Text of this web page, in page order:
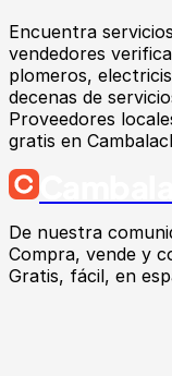
Encuentra servicios
vendedores
plomeros,
decenas de
Proveedores
gratis en
De nuestra
Compra, vende y
Gratis, fácil, en